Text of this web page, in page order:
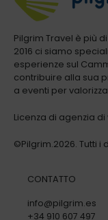
Pilgrim Travel è più
2016 ci siamo
esperienze sul
contribuire alla sua
a eventi per
Licenza di agenzia
©Pilgrim.2026. Tutti i
CONTATTO
info@pilgrim.es
+34 910 607 497